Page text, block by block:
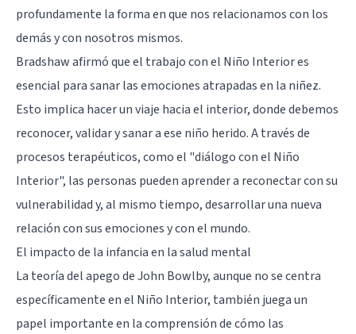
profundamente la forma en que nos relacionamos con los
demás y con nosotros mismos.
Bradshaw afirmó que el trabajo con el Niño Interior es
esencial para sanar las emociones atrapadas en la niñez.
Esto implica hacer un viaje hacia el interior, donde debemos
reconocer, validar y sanar a ese niño herido. A través de
procesos terapéuticos, como el "diálogo con el Niño
Interior", las personas pueden aprender a reconectar con su
vulnerabilidad y, al mismo tiempo, desarrollar una nueva
relación con sus emociones y con el mundo.
El impacto de la infancia en la salud mental
La teoría del apego de John Bowlby, aunque no se centra
específicamente en el Niño Interior, también juega un
papel importante en la comprensión de cómo las